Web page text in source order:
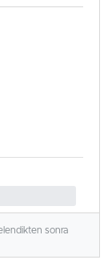
sonra